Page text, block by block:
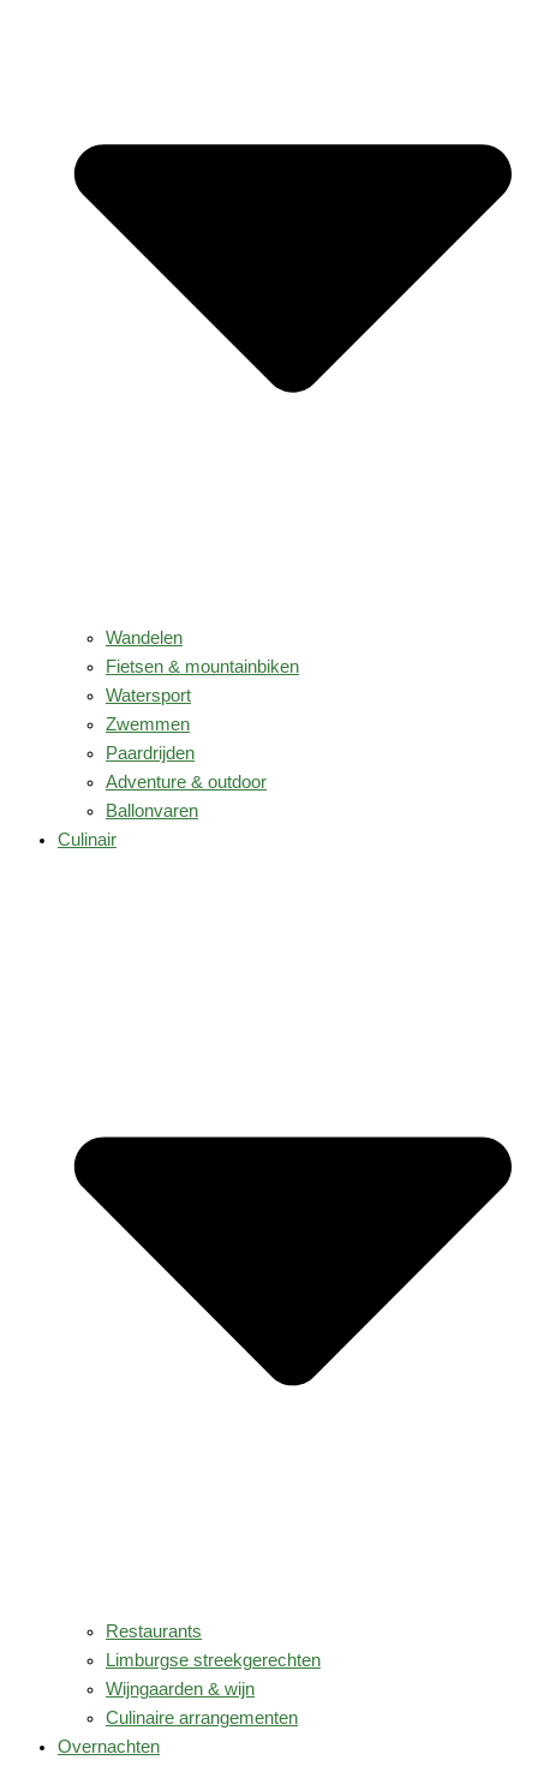
Wandelen
Fietsen & mountainbiken
Watersport
Zwemmen
Paardrijden
Adventure & outdoor
Ballonvaren
Culinair
Restaurants
Limburgse streekgerechten
Wijngaarden & wijn
Culinaire arrangementen
Overnachten